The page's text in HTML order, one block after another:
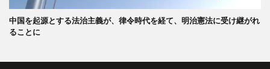
中国を起源とする法治主義が、律令時代を経て、明治憲法に受け継がれ
ることに